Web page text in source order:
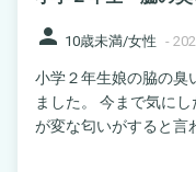
person 10歳未満/女性 -
小学２年生娘の脇の臭
ました。 今まで気に
が変な匂いがすると言